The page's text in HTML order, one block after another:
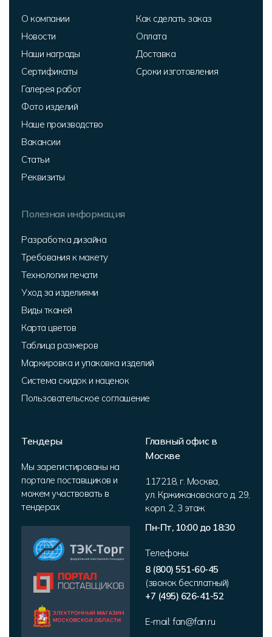
О компании
Новости
Наши награды
Сертификаты
Галерея работ
Фото изделий
Наше производство
Вакансии
Статьи
Реквизиты
Как сделать заказ
Оплата
Доставка
Сроки изготовления
Полезная информация
Разработка дизайна
Требования к макету
Технологии печати
Уход за изделиями
Виды тканей
Карта цветов
Таблица размеров
Маркировка и упаковка изделий
Система скидок и наценок
Пользовательское соглашение
Тендеры
Мы зарегистированы на
портале поставщиков и
можем участвовать в
тендерах
Главный офис в
Москве
117218, г. Москва,
ул. Кржижановского д. 29,
корп. 2, 3 этаж
Пн-Пт, 10:00 до 18:30
Телефоны:
8 (800) 551-60-45
(звонок бесплатный)
+7 (495) 626-41-52
E-mail: fan@fan.ru